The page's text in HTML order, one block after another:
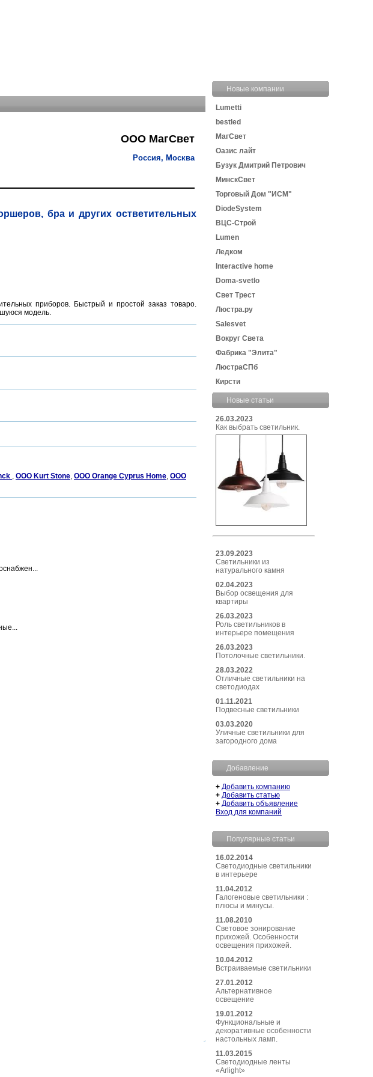
ООО МагСвет
Россия, Москва
бра и других остветительных
приборов. Быстрый и простой заказ товаро.
модель.
, ООО Kurt Stone, OOO Orange Cyprus Home, ООО
Новые компании
Lumetti
bestled
МагСвет
Оазис лайт
Бузук Дмитрий Петрович
МинскСвет
Торговый Дом "ИСМ"
DiodeSystem
ВЦС-Строй
Lumen
Ледком
Interactive home
Doma-svetlo
Свет Трест
Люстра.ру
Salesvet
Вокруг Света
Фабрика "Элита"
ЛюстраСПб
Кирсти
Новые статьи
26.03.2023
Как выбрать светильник.
23.09.2023
Светильники из
натурального камня
02.04.2023
Выбор освещения для
квартиры
26.03.2023
Роль светильников в
интерьере помещения
26.03.2023
Потолочные светильники.
28.03.2022
Отличные светильники на
светодиодах
01.11.2021
Подвесные светильники
03.03.2020
Уличные светильники для
загородного дома
Добавление
+ Добавить компанию
+ Добавить статью
+ Добавить объявление
Вход для компаний
Популярные статьи
16.02.2014
Светодиодные светильники
в интерьере
11.04.2012
Галогеновые светильники :
плюсы и минусы.
11.08.2010
Световое зонирование
прихожей. Особенности
освещения прихожей.
10.04.2012
Встраиваемые светильники
27.01.2012
Альтернативное
освещение
19.01.2012
Функциональные и
декоративные особенности
настольных ламп.
11.03.2015
Светодиодные ленты
«Arlight»